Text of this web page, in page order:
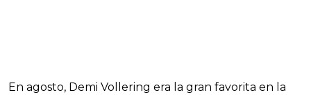
En agosto, Demi Vollering era la gran favorita en la